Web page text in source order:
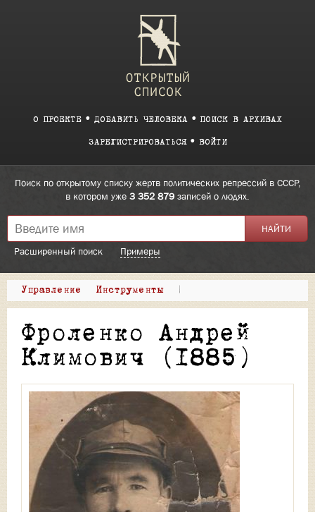
О ПРОЕКТЕ ДОБАВИТЬ ЧЕЛОВЕКА ПОИСК В АРХИВАХ
ЗАРЕГИСТРИРОВАТЬСЯ ВОЙТИ
Поиск по открытому списку жертв политических репрессий в СССР,
в котором уже 3 352 879 записей о людях.
Расширенный поиск Примеры
Управление Инструменты |
Фроленко Андрей
Климович (1885)